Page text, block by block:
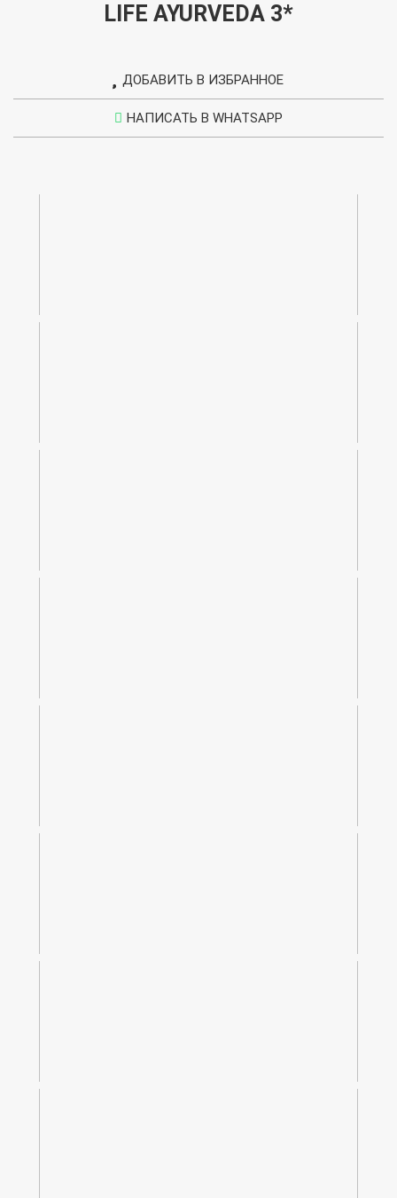
LIFE AYURVEDA 3*
ДОБАВИТЬ В ИЗБРАННОЕ
НАПИСАТЬ В WHATSAPP